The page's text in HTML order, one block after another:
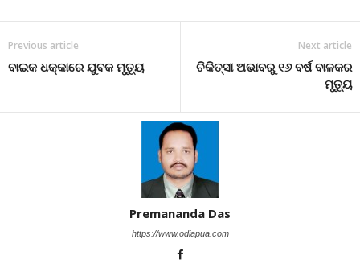
Previous article
ବାଇକ ଧକ୍କାରେ ଯୁବକ ମୃତ୍ୟୁ
Next article
ଚିକିତ୍ସା ଅଭାବରୁ ୧୬ ବର୍ଷ ବାଳକର
ମୃତ୍ୟୁ
Premananda Das
https://www.odiapua.com